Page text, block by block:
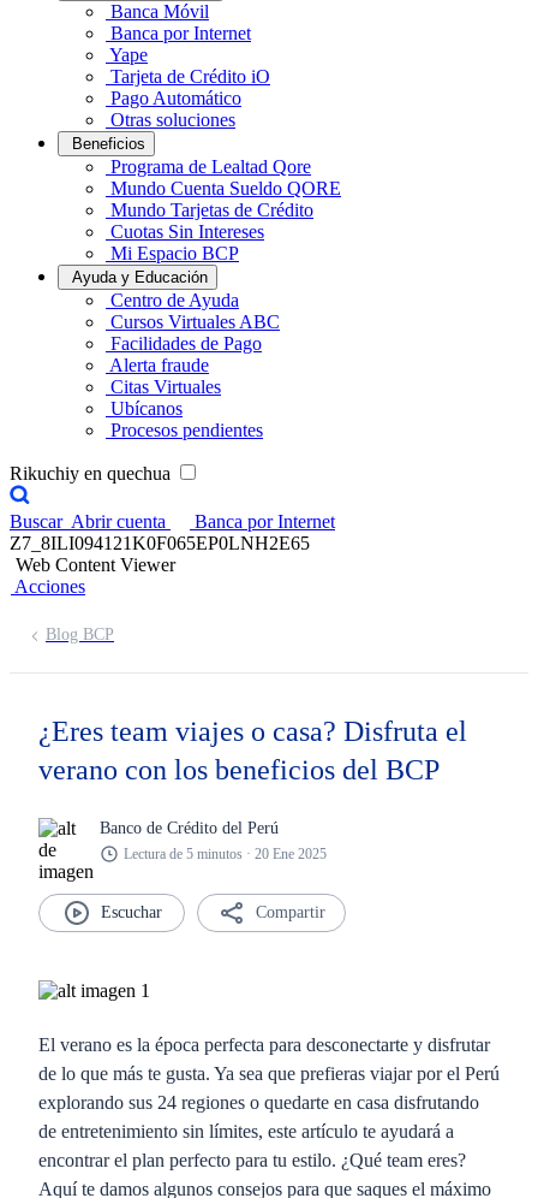
Banca Móvil
Banca por Internet
Yape
Tarjeta de Crédito iO
Pago Automático
Otras soluciones
Beneficios
Programa de Lealtad Qore
Mundo Cuenta Sueldo QORE
Mundo Tarjetas de Crédito
Cuotas Sin Intereses
Mi Espacio BCP
Ayuda y Educación
Centro de Ayuda
Cursos Virtuales ABC
Facilidades de Pago
Alerta fraude
Citas Virtuales
Ubícanos
Procesos pendientes
Rikuchiy en quechua
Buscar Abrir cuenta
Banca por Internet
Z7_8ILI094121K0F065EP0LNH2E65
Web Content Viewer
Acciones
Blog BCP
¿Eres team viajes o casa? Disfruta el
verano con los beneficios del BCP
Banco de Crédito del Perú
Lectura de 5 minutos · 20 Ene 2025
Compartir
El verano es la época perfecta para desconectarte y disfrutar
de lo que más te gusta. Ya sea que prefieras viajar por el Perú
explorando sus 24 regiones o quedarte en casa disfrutando
de entretenimiento sin límites, este artículo te ayudará a
encontrar el plan perfecto para tu estilo. ¿Qué team eres?
Aquí te damos algunos consejos para que saques el máximo